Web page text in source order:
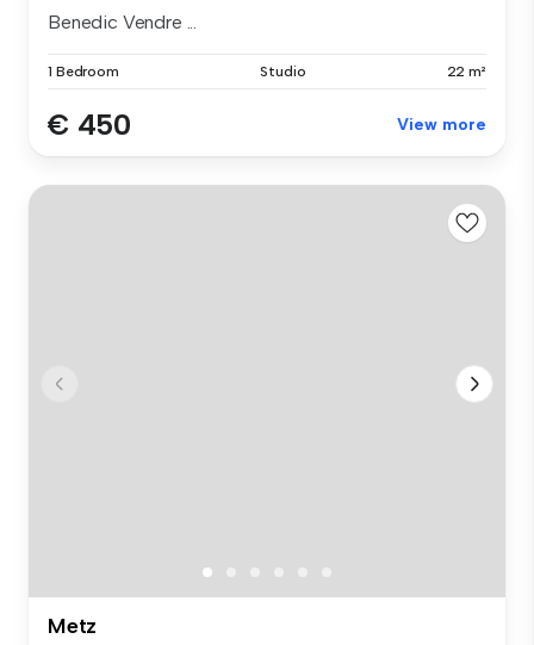
Benedic Vendre ...
1 Bedroom Studio 22 m²
€ 450 View more
Metz